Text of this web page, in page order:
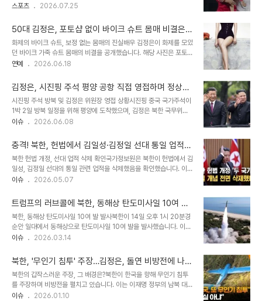
세계적인 축구 스타 손흥민 선수와 함께 환한 미소를 짓고 있는 한 여
이 축구 팬들 사이에서, 특히 해외 팬들 중심으로 확산되었습니다. 김
정은, 한국 여자농구의 살아있는 전설사진 속 여성의 정체는 바로 한국
여자농구의 살아있는 전설인 김정은 선수였습니다. 180cm의 장신
포워드인 김정은은 WKBL에 큰 족적을 남겼으며, 21시즌 동안 활약하
며 WKBL 최초로 은퇴 투어의 주인공이 되는 영광을 누렸습니다. 또
크게 기여한 손흥민 선수의 ..
스포츠 2026.07.25
50대 김정은, 포토샵 없이 바이크 슈트 몸매 비결은
요가와 금주!
화제의 바이크 슈트, 보정 없는 몸매의 진실배우 김정은이 화제를 모았
던 바이크 가죽 슈트 몸매의 비결을 공개했습니다. 해당 사진은 포토샵
이나 보정을 거치지 않은 것으로 밝혀졌습니다. 꾸준한 요가와 금주가
매 관리법김정은은 요가 스트레칭을 통해 엉덩이 위쪽 살을 빼는 데 효
과를 보았다고 설명했습니다. 또한, 바이크 슈트를 입기 위해 6개월간
금주했으며, 식단 관리보다 금주가 더 중요했다고 털어놓았습니다. 이
를 통해 50대라는 나이가 믿기지 않는 탄탄한 몸매를 유지하고 있습
니다. 드라마를 위한 노력과 배우로서의 여유김정은은 드라마 촬영을
력을 기울였습니다. 데뷔 27년 ..
연예 2026.06.18
김정은, 시진핑 주석 평양 공항 직접 영접하며 정상회
담 개최
시진핑 주석 방북 및 김정은 위원장 영접 상황시진핑 중국 국가주석이
1박 2일 방북 일정을 위해 평양에 도착했으며, 김정은 북한 국무위원
장이 직접 공항에서 영접했습니다. 시 주석 부부는 전용기에서 내린 후
이 깔리고 환영 문구가 내걸리는 등 성대한 환영 분위기가 조성되었습
니다. 과거 시진핑 주석 방북 시 환영 행사 비교지난 2019년 6월 시
주석 방북 당시에도 김 위원장 부부가 공항에서 영접한 바 있습니다.
당시에는 만 명에 가까운 군중이 참여하여 꽃다발을 흔들고 구호를 외
치는 등 대규모 환영 행사가 열렸습니다. 이번 영접 역시 과거와 유사
행사 규모 및 의미북..
이슈 2026.06.08
충격! 북한, 헌법에서 김일성·김정일 선대 통일 업적
삭제… 그 이유는?
북한 헌법 개정, 선대 업적 삭제 확인국가정보원은 북한이 헌법에서 김
일성, 김정일 선대의 통일 관련 업적을 삭제했음을 확인했습니다. 이는
북한의 대남 정책 변화와 지도부의 의지를 반영하는 중요한 신호로 해
하고 있음을 시사합니다. 변화의 배경과 의미이번 헌법 개정은 김정은
국무위원장의 지시에 따른 것으로 보입니다. 과거 북한은 김일성, 김정
일의 업적을 체제 정당성의 근간으로 삼았으나, 이를 삭제함으로써 새
로운 시대의 리더십을 강조하고 내부 결속을 다지려는 의도로 풀이됩
니다. 이는 북한이 더 이상 과거의 유산에 얽매이지 않고 실용적인 노
업적 삭제는 북한의 대남 정..
이슈 2026.05.07
트럼프의 러브콜에 북한, 동해상 탄도미사일 10여 발
발사…긴장 고조
북한, 동해상 탄도미사일 10여 발 발사북한이 14일 오후 1시 20분경
순안 일대에서 동해상으로 탄도미사일 10여 발을 발사했습니다. 이는
지난 1월 27일 이후 47일 만이며, 올해 들어 세 번째입니다. 한미 군
측과 긴밀하게 정보를 공유하며 대비태세를 유지하고 있습니다. 한 번
에 10여 발을 발사한 것은 이례적인 일로, 무력시위 성격으로 풀이됩
니다. 트럼프 대통령의 대화 제안에 대한 북한의 반응이번 탄도미사일
발사는 도널드 트럼프 미국 대통령이 김정은 북한 국무위원장과의 대
화 의지를 보인 직후 이루어져 더욱 주목받았습니다. 트럼프 대통령은
이슈 2026.03.14
북한, '무인기 침투' 주장…김정은, 돌연 비방전에 나선
이유는?
북한의 갑작스러운 주장, 그 배경은?북한이 한국을 향해 무인기 침투
를 주장하며 비방전을 펼치고 있습니다. 이는 이재명 정부의 남북 대화
시도에 대한 반발로 해석됩니다. 지난 7일, 이재명 대통령이 남북 대
이슈 2026.01.10